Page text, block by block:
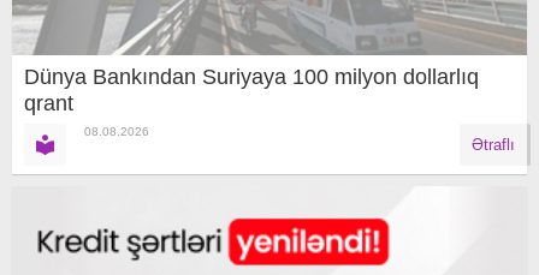
Dünya Bankından Suriyaya 100 milyon dollarlıq
qrant
08.08.2026
Ətraflı